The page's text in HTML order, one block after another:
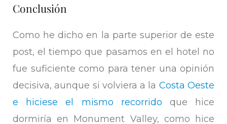
Conclusión
Como he dicho en la parte superior de este
post, el tiempo que pasamos en el hotel no
fue suficiente como para tener una opinión
decisiva, aunque si volviera a la Costa Oeste
e hiciese el mismo recorrido que hice
dormiría en Monument Valley, como hice